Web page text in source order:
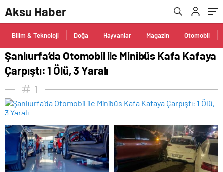
Aksu Haber
Bilim & Teknoloji Doğa Hayvanlar Magazin Otomobil
Şanlıurfa’da Otomobil ile Minibüs Kafa Kafaya
Çarpıştı: 1 Ölü, 3 Yaralı
1